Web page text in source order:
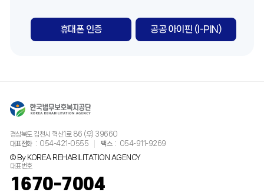
시적으로 거부의 의사표시를 하지 않는 경우 회원이 개정 약관에 동의한 것으로 봅
니다. ”라는 취지를 명확하게 공지하였음에도 회원이 명시적으로 거부의 의사표시를
적용됩니다.
제 2 장 이용계약의 체결
제 5 조 (이용계약의 성립 등) 이용계약은 공단이 정한 본 이용약관에 대하여 이용고
객이 「동의합니다」를 선택하고, 공단이 정한 회원가입양식을 작성하여 서비스 이
용을 신청한 후, 공단이 이를 승낙함으로써 성립합니다.
인정보파일은 다음과 같습니다.
가. 법무보호서비스 수혜대상자 정보
대상인원수 36,511여명 보유기간 15년
열람청구부서 및 주소 한국법무보호복지공단 보호정책부(054-911-8650)
경상북도 김천시 혁신2로 40(율곡동 790) 산학연유치지원센터 3층
제공 기관 없음 제공 근거 없음
휴대폰 인증 공공 아이핀 (I-PIN)
경상북도 김천시 혁신1로 86 (우) 39660
대표전화
054-421-0555 팩스 054-911-9269
© By KOREA REHABILITATION AGENCY
대표번호
1670-7004